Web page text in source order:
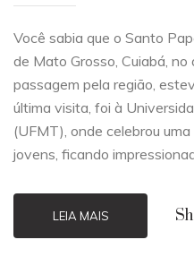
Você sabia que o Santo
de Mato Grosso, Cuiabá,
passagem pela região,
última visita, foi à
(UFMT), onde celebrou
jovens, ficando
LEIA MAIS